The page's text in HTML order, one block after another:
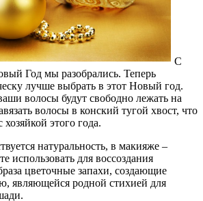
С
Год мы разобрались. Теперь
лучше выбрать в этот Новый год.
волосы будут свободно лежать на
волосы в конский тугой хвост, что
этого года.
натуральность, в макияже –
использовать для воссоздания
цветочные запахи, создающие
являющейся родной стихией для